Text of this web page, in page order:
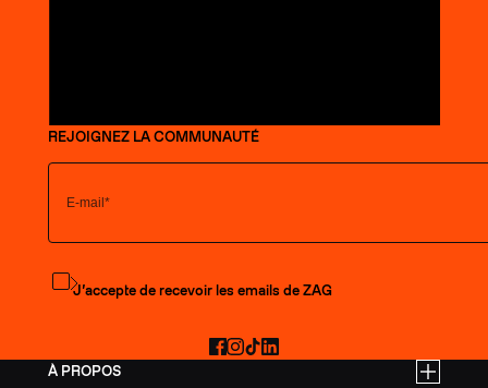
À PROPOS
REJOIGNEZ LA COMMUNAUTÉ
S'abonner à la newsletter
J’accepte de recevoir les emails de ZAG
Facebook
Instagram
TikTokLinkedIn